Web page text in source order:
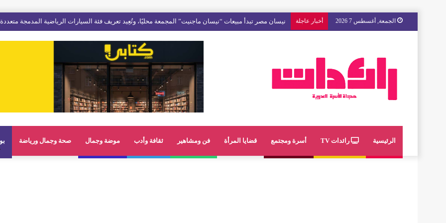
الجمعة, أغسطس 7 2026 أخبار عاجلة مع « The Next Ad » ، إنوي يُسند حملته الإعلانية المقبلة إلى الشباب المغربي
الرئيسية رائدات TV أسرة ومجتمع قضايا المرأة فن ومشاهير ثقافة وأدب موضة وجمال صحة وجمال ورياضة